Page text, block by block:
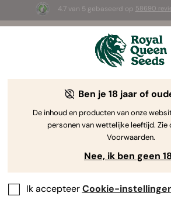
4.7 van 5 gebaseerd op 58690
☀️ Summer Sales: tot wel
op geselecteerde producten! ⏤
The RQS Blog
Cannabis Lifestyle Blogs
Ben je 18 jaar of
De inhoud en producten van onze
personen van wettelijke leeftijd. Zie
Voorwaarden.
Nee, ik ben geen
Ik accepteerCookie-